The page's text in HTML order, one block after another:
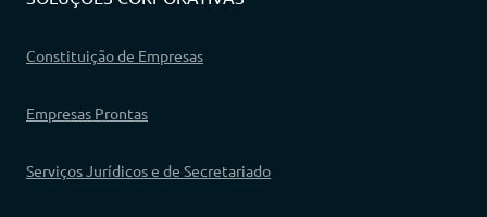
Constituição de Empresas
Empresas Prontas
Serviços Jurídicos e de Secretariado